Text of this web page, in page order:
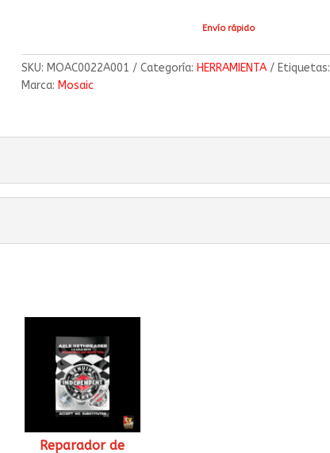
Envío rápido
SKU: MOAC0022A001 Categoría: HERRAMIENTA Etiquetas:
Marca: Mosaic
Reparador de